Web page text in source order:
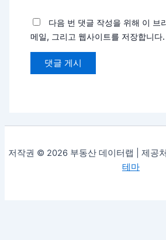
다음 번 댓글 작성을 위해 이 브
메일, 그리고 웹사이트를 저장합니다.
저작권 © 2026 부동산 데이터랩 | 제공
테마